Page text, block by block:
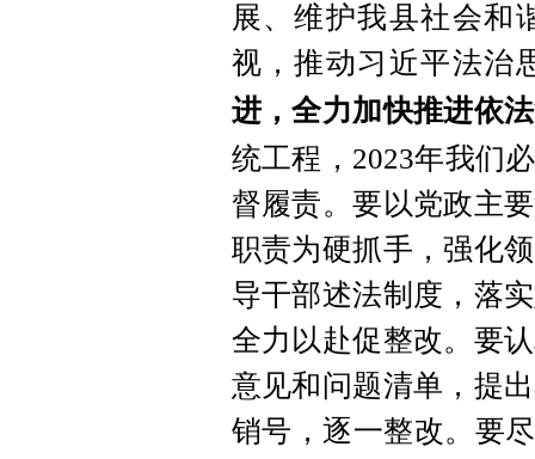
展、维护我县社会和
视，推动习近平法治
进，全力加快推进依
统工程，2023年我们
督履责。要以党政主
职责为硬抓手，强化
导干部述法制度，落
全力以赴促整改。要
意见和问题清单，提
销号，逐一整改。要